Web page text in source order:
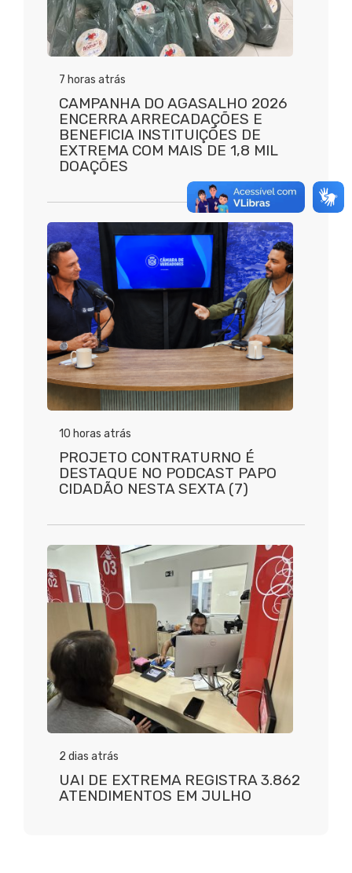
7 horas atrás
CAMPANHA DO AGASALHO 2026
ENCERRA ARRECADAÇÕES E
BENEFICIA INSTITUIÇÕES DE
EXTREMA COM MAIS DE 1,8 MIL
DOAÇÕES
10 horas atrás
PROJETO CONTRATURNO É
DESTAQUE NO PODCAST PAPO
CIDADÃO NESTA SEXTA (7)
2 dias atrás
UAI DE EXTREMA REGISTRA 3.862
ATENDIMENTOS EM JULHO